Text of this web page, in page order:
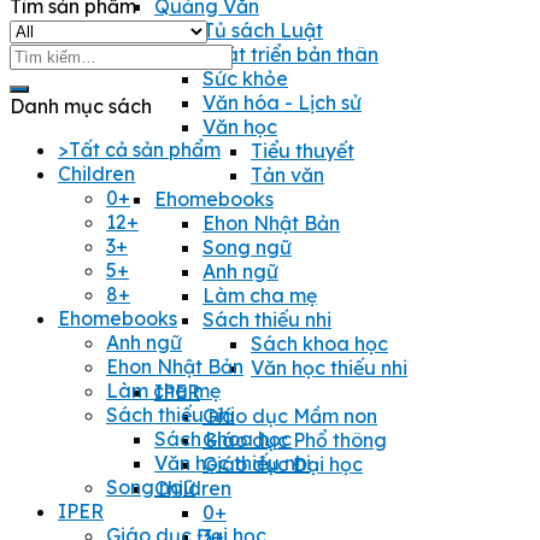
Quảng Văn
Tủ sách Luật
Phát triển bản thân
Sức khỏe
Văn hóa - Lịch sử
Văn học
Tiểu thuyết
Tản văn
Ehomebooks
Ehon Nhật Bản
Song ngữ
Anh ngữ
Làm cha mẹ
Sách thiếu nhi
Sách khoa học
Văn học thiếu nhi
IPER
Giáo dục Mầm non
Giáo dục Phổ thông
Giáo dục Đại học
Children
0+
Tìm sản phẩm
Tìm
Danh mục sách
>Tất cả sản phẩm
Children
0+
12+
3+
5+
8+
Ehomebooks
Anh ngữ
Ehon Nhật Bản
Làm cha mẹ
Sách thiếu nhi
Sách khoa học
Văn học thiếu nhi
Song ngữ
IPER
Giáo dục Đại học